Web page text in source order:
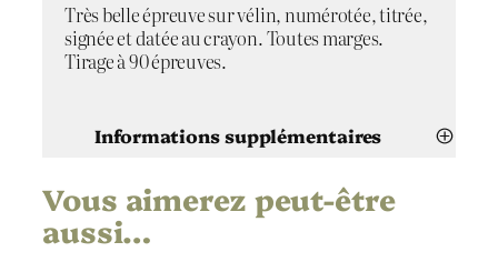
i
m
p
Très belle épreuve sur vélin, numérotée, titrée,
signée et datée au crayon. Toutes marges.
Tirage à 90 épreuves.
Informations supplémentaires
Attributs Valeur
Artiste Érik Desmazières
Vous aimerez peut-être
aussi…